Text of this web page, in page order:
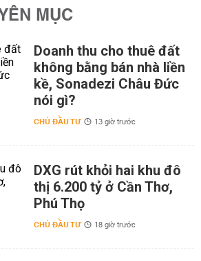
MỤC
Doanh thu cho thuê đất
không bằng bán nhà liền
kề, Sonadezi Châu Đức
nói gì?
CHỦ ĐẦU TƯ 13 giờ trước
DXG rút khỏi hai khu đô
thị 6.200 tỷ ở Cần Thơ,
Phú Thọ
CHỦ ĐẦU TƯ 18 giờ trước